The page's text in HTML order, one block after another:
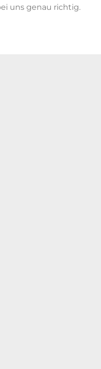
uns genau richtig.